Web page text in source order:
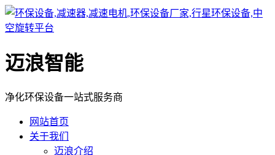
迈浪智能
净化环保设备一站式服务商
网站首页
关于我们
迈浪介绍